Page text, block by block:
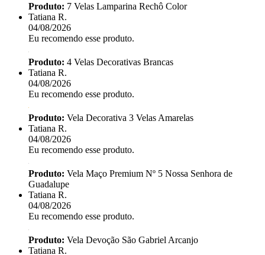
Produto: 7 Velas Lamparina Rechô Color
Tatiana R.
04/08/2026
Eu recomendo esse produto.
Produto: 4 Velas Decorativas Brancas
Tatiana R.
04/08/2026
Eu recomendo esse produto.
Produto: Vela Decorativa 3 Velas Amarelas
Tatiana R.
04/08/2026
Eu recomendo esse produto.
Produto: Vela Maço Premium Nº 5 Nossa Senhora de
Guadalupe
Tatiana R.
04/08/2026
Eu recomendo esse produto.
Produto: Vela Devoção São Gabriel Arcanjo
Tatiana R.